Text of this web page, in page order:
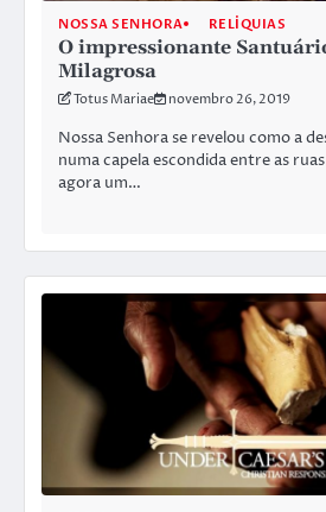
NOSSA SENHORA RELÍQUIAS
O impressionante
Milagrosa
Totus Mariae novembro 26, 2019
Nossa Senhora se revelou como a
numa capela escondida entre as
agora um…